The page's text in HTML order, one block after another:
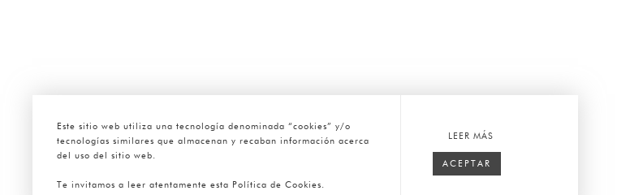
Este sitio web utiliza una tecnología denominada “cookies” y/o
tecnologías similares que almacenan y recaban información acerca
del uso del sitio web.
Te invitamos a leer atentamente esta Política de Cookies.
LEER MÁS
ACEPTAR